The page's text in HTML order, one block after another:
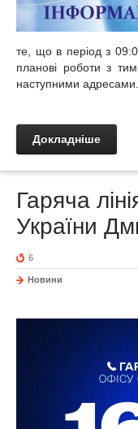
те, що в період з
планові роботи з
наступними
Докладніше
Гаряча
України
6
Новини